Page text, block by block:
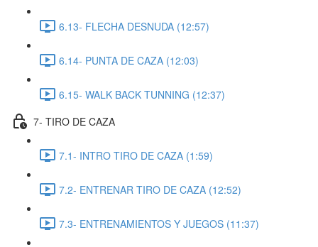
6.13- FLECHA DESNUDA (12:57)
6.14- PUNTA DE CAZA (12:03)
6.15- WALK BACK TUNNING (12:37)
7- TIRO DE CAZA
7.1- INTRO TIRO DE CAZA (1:59)
7.2- ENTRENAR TIRO DE CAZA (12:52)
7.3- ENTRENAMIENTOS Y JUEGOS (11:37)